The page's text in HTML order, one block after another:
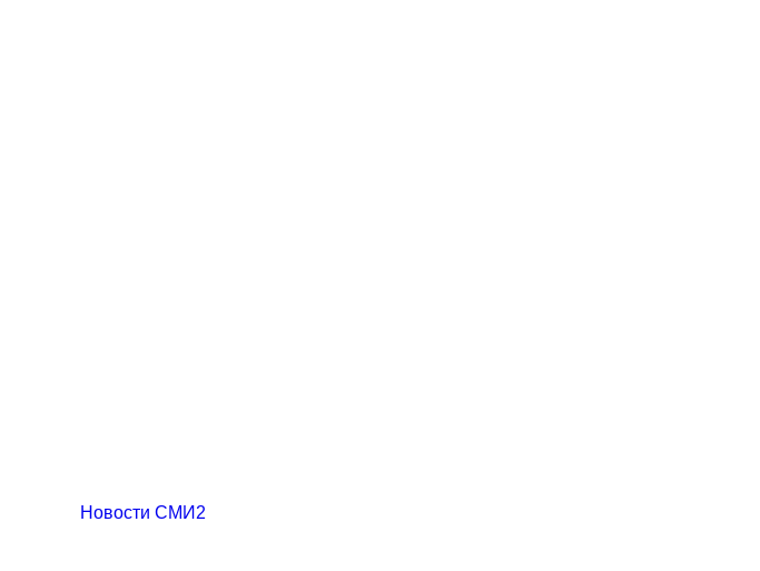
Новости СМИ2